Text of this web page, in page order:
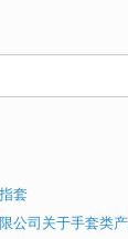
套
公司关于手套类